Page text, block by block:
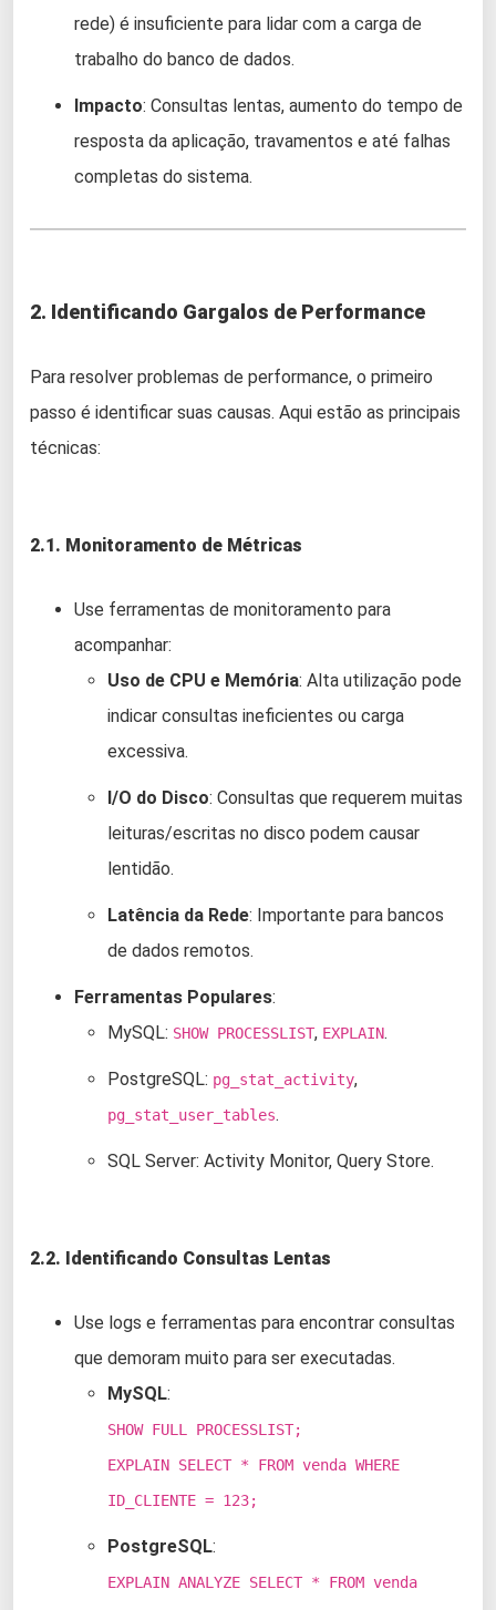
rede) é insuficiente para lidar com a carga de
trabalho do banco de dados.
Impacto: Consultas lentas, aumento do tempo de
resposta da aplicação, travamentos e até falhas
completas do sistema.
2. Identificando Gargalos de Performance
Para resolver problemas de performance, o primeiro
passo é identificar suas causas. Aqui estão as principais
técnicas:
2.1. Monitoramento de Métricas
Use ferramentas de monitoramento para
acompanhar:
Uso de CPU e Memória: Alta utilização pode
indicar consultas ineficientes ou carga
excessiva.
I/O do Disco: Consultas que requerem muitas
leituras/escritas no disco podem causar
lentidão.
Latência da Rede: Importante para bancos
de dados remotos.
Ferramentas Populares:
MySQL: SHOW PROCESSLIST, EXPLAIN.
PostgreSQL: pg_stat_activity,
pg_stat_user_tables.
SQL Server: Activity Monitor, Query Store.
2.2. Identificando Consultas Lentas
Use logs e ferramentas para encontrar consultas
que demoram muito para ser executadas.
MySQL:
SHOW FULL PROCESSLIST;
EXPLAIN SELECT * FROM venda WHERE
ID_CLIENTE = 123;
PostgreSQL:
EXPLAIN ANALYZE SELECT * FROM venda